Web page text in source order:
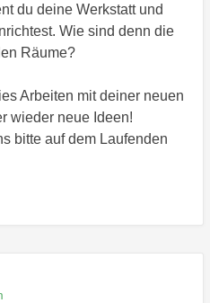
du deine Werkstatt und
Wie sind denn die
Räume?
Arbeiten mit deiner neuen
wieder neue Ideen!
bitte auf dem Laufenden